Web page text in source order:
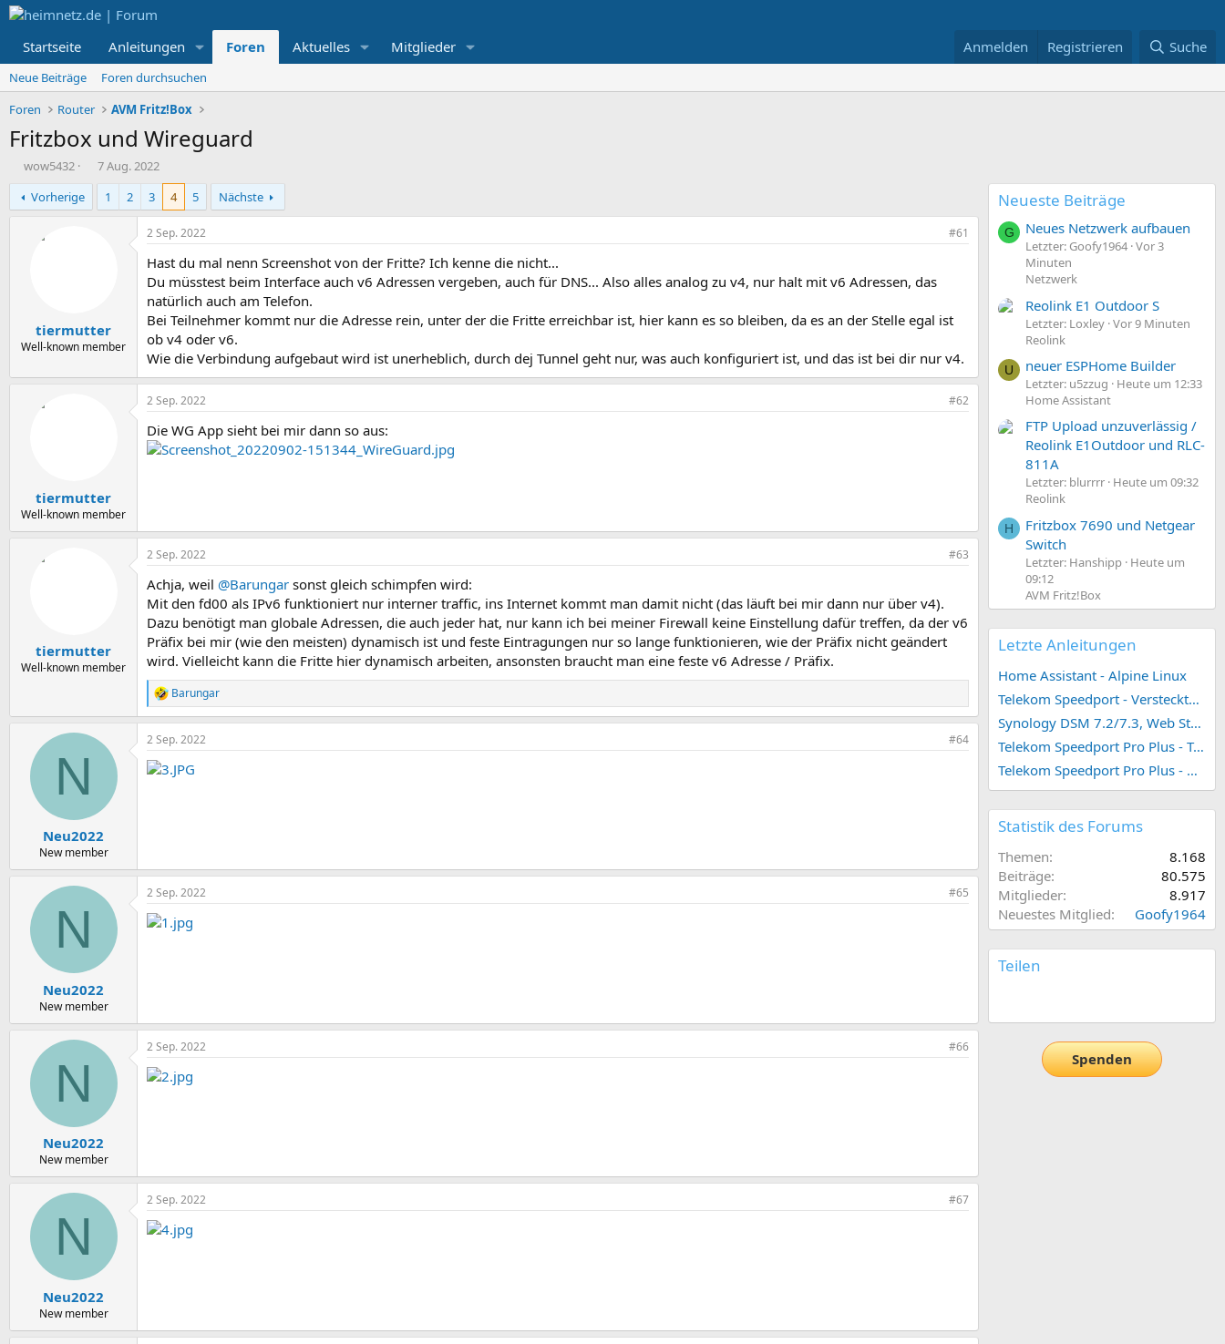
Startseite Anleitungen Foren Aktuelles Mitglieder Anmelden Registrieren Suche
Neue Beiträge
Foren durchsuchen
Foren
Router AVM Fritz!Box
Fritzbox und Wireguard
E
r
s
t
wow5432
E
r
t
7 Aug. 2022
Vorherige
1 2 3 4 5 Nächste
tiermutter
Well-known member
2 Sep. 2022 #61
Hast du mal nenn Screenshot von der Fritte? Ich kenne die nicht...
Du müsstest beim Interface auch v6 Adressen vergeben, auch für DNS... Also alles analog zu v4, nur halt mit v6 Adressen, das
natürlich auch am Telefon.
Bei Teilnehmer kommt nur die Adresse rein, unter der die Fritte erreichbar ist, hier kann es so bleiben, da es an der Stelle egal ist
ob v4 oder v6.
Wie die Verbindung aufgebaut wird ist unerheblich, durch dej Tunnel geht nur, was auch konfiguriert ist, und das ist bei dir nur v4.
tiermutter
Well-known member
2 Sep. 2022 #62
Die WG App sieht bei mir dann so aus:
tiermutter
Well-known member
2 Sep. 2022 #63
Achja, weil @Barungar sonst gleich schimpfen wird:
Mit den fd00 als IPv6 funktioniert nur interner traffic, ins Internet kommt man damit nicht (das läuft bei mir dann nur über v4).
Dazu benötigt man globale Adressen, die auch jeder hat, nur kann ich bei meiner Firewall keine Einstellung dafür treffen, da der v6
Präfix bei mir (wie den meisten) dynamisch ist und feste Eintragungen nur so lange funktionieren, wie der Präfix nicht geändert
wird. Vielleicht kann die Fritte hier dynamisch arbeiten, ansonsten braucht man eine feste v6 Adresse / Präfix.
R
e
a
k
t
i
Barungar
N
Neu2022
New member
2 Sep. 2022 #64
N
Neu2022
New member
2 Sep. 2022 #65
N
Neu2022
New member
2 Sep. 2022 #66
N
Neu2022
New member
2 Sep. 2022 #67
Neueste Beiträge
G Neues Netzwerk aufbauen
Letzter: Goofy1964 Vor 3
Minuten
Netzwerk
Reolink E1 Outdoor S
Letzter: Loxley Vor 9 Minuten
Reolink
U neuer ESPHome Builder
Letzter: u5zzug
Heute um 12:33
Home Assistant
FTP Upload unzuverlässig /
Reolink E1Outdoor und RLC-
811A
Letzter: blurrrr Heute um 09:32
Reolink
H
Fritzbox 7690 und Netgear
Switch
Letzter: Hanshipp Heute um
09:12
AVM Fritz!Box
Letzte Anleitungen
Home Assistant - Alpine Linux
Telekom Speedport - Versteckte Konfigurationen
Synology DSM 7.2/7.3, Web Station 4, Webdienst und Webportal erstellen (ehemals vHost)
Telekom Speedport Pro Plus - Telefonie einrichten
Telekom Speedport Pro Plus - Netzwerk einrichten
Statistik des Forums
Themen
8.168
Beiträge
80.575
Mitglieder
8.917
Neuestes Mitglied
Goofy1964
Teilen
Spenden